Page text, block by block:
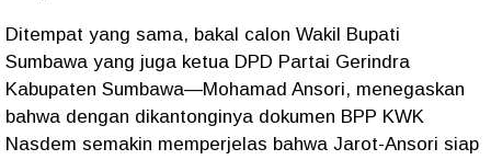
Ditempat yang sama, bakal calon Wakil Bupati
Sumbawa yang juga ketua DPD Partai Gerindra
Kabupaten Sumbawa—Mohamad Ansori, menegaskan
bahwa dengan dikantonginya dokumen BPP KWK
Nasdem semakin memperjelas bahwa Jarot-Ansori siap